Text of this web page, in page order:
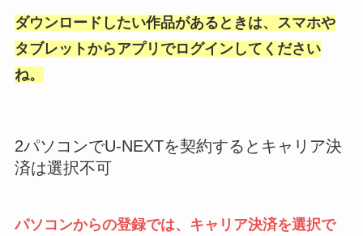
ダウンロードしたい作品があるときは、スマホや
タブレットからアプリでログインしてください
ね。
2パソコンでU-NEXTを契約するとキャリア決
済は選択不可
パソコンからの登録では、キャリア決済を選択で